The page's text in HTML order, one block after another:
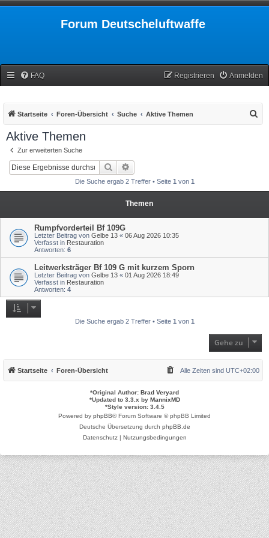
Forum Deutscheluftwaffe
FAQ Anmelden
Registrieren
Startseite Foren-Übersicht Suche Aktive Themen
Aktive Themen
Zur erweiterten Suche
Suche
Die Suche ergab 2 Treffer • Seite 1 von 1
Themen
Rumpfvorderteil Bf 109G
Letzter Beitrag von Gelbe 13 « 06 Aug 2026 10:35
Verfasst in Restauration
Antworten: 6
Leitwerksträger Bf 109 G mit kurzem Sporn
Letzter Beitrag von Gelbe 13 « 01 Aug 2026 18:49
Verfasst in Restauration
Antworten: 4
Die Suche ergab 2 Treffer • Seite 1 von 1
Gehe zu
Startseite Foren-Übersicht Alle Zeiten sind UTC+02:00
*Original Author: Brad Veryard
*Updated to 3.3.x by MannixMD
*Style version: 3.4.5
Powered by phpBB® Forum Software © phpBB Limited
Deutsche Übersetzung durch phpBB.de
Datenschutz| Nutzungsbedingungen